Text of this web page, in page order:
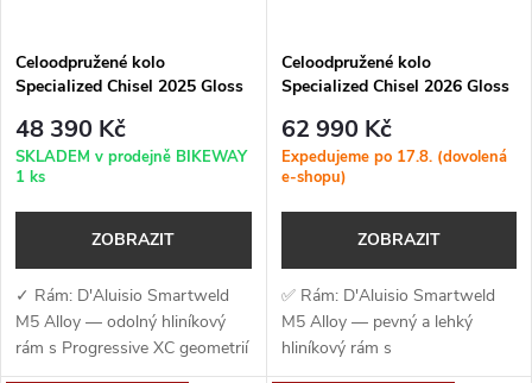
Celoodpružené kolo
Specialized Chisel 2025 Gloss
48 390 Kč
SKLADEM v prodejně BIKEWAY
1 ks
ZOBRAZIT
✓ Rám: D'Aluisio Smartweld
M5 Alloy — odolný hliníkový
rám s Progressive XC geometrií
a 110mm zadního zdvihu✓
Celoodpružené kolo
Specialized Chisel 2026 Gloss
62 990 Kč
Expedujeme po 17.8. (dovolená
e-shopu)
ZOBRAZIT
✅ Rám: D'Aluisio Smartweld
M5 Alloy — pevný a lehký
hliníkový rám s
moderní Progressive XC